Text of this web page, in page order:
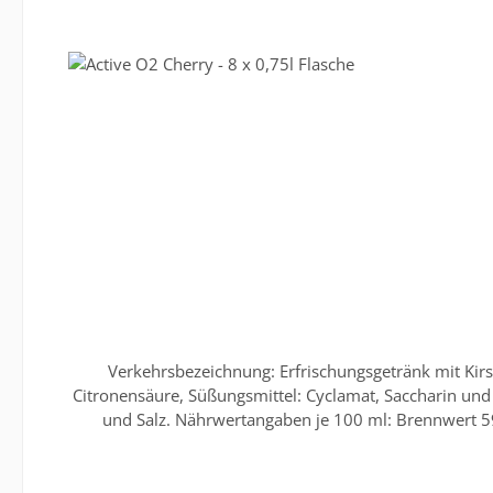
gilt auch für
Verkehrsbezeichnung: Erfrischungsgetränk mit
Citronensäure, Süßungsmittel: Cyclamat, Saccharin und Acesulfam K; natürliches
und Salz. Nährwertangaben je 100 ml: Brennwert
kann von der Abbildung abweichen. Für